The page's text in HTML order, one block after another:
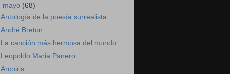
mayo (68)
Antología de la poesía surrealista
André Breton
La canción más hermosa del mundo
Leopoldo Maria Panero
Arcoiris